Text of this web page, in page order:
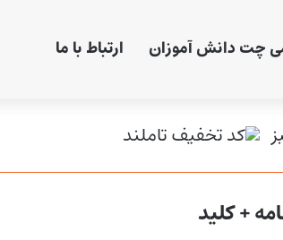
چت دانش آموزان ارتباط با ما